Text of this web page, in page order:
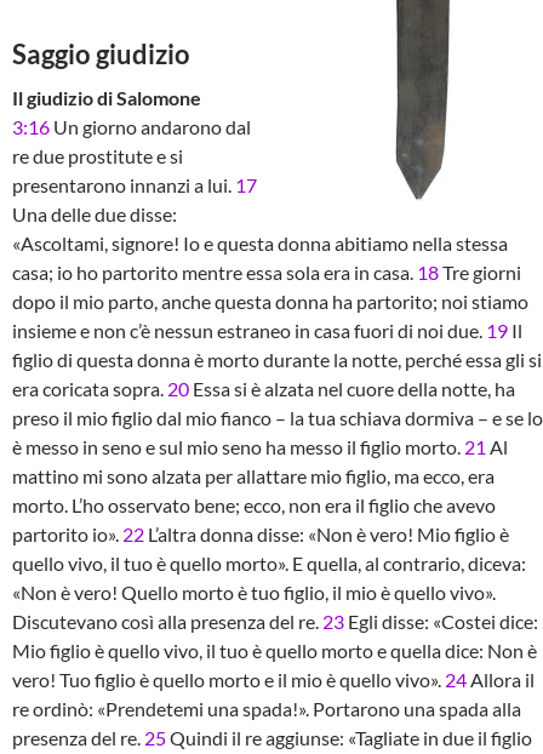
Saggio giudizio
Il giudizio di Salomone
3:16 Un giorno andarono dal
re due prostitute e si
presentarono innanzi a lui. 17
Una delle due disse:
«Ascoltami, signore! Io e questa donna abitiamo nella stessa
casa; io ho partorito mentre essa sola era in casa. 18Tre giorni
dopo il mio parto, anche questa donna ha partorito; noi stiamo
insieme e non c’è nessun estraneo in casa fuori di noi due. 19 Il
figlio di questa donna è morto durante la notte, perché essa gli si
era coricata sopra. 20 Essa si è alzata nel cuore della notte, ha
preso il mio figlio dal mio fianco – la tua schiava dormiva – e se lo
è messo in seno e sul mio seno ha messo il figlio morto. 21 Al
mattino mi sono alzata per allattare mio figlio, ma ecco, era
morto. L’ho osservato bene; ecco, non era il figlio che avevo
partorito io». 22 L’altra donna disse: «Non è vero! Mio figlio è
quello vivo, il tuo è quello morto». E quella, al contrario, diceva:
«Non è vero! Quello morto è tuo figlio, il mio è quello vivo».
Discutevano così alla presenza del re. 23 Egli disse: «Costei dice:
Mio figlio è quello vivo, il tuo è quello morto e quella dice: Non è
vero! Tuo figlio è quello morto e il mio è quello vivo». 24Allora il
re ordinò: «Prendetemi una spada!». Portarono una spada alla
presenza del re. 25Quindi il re aggiunse: «Tagliate in due il figlio